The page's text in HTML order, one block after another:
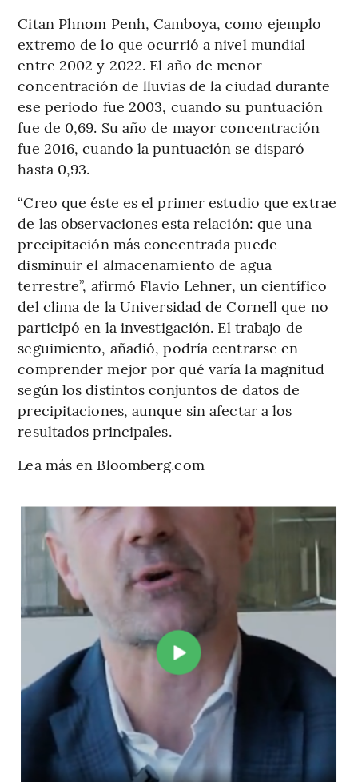
Citan Phnom Penh, Camboya, como ejemplo
extremo de lo que ocurrió a nivel mundial
entre 2002 y 2022. El año de menor
concentración de lluvias de la ciudad durante
ese periodo fue 2003, cuando su puntuación
fue de 0,69. Su año de mayor concentración
fue 2016, cuando la puntuación se disparó
hasta 0,93.
“Creo que éste es el primer estudio que extrae
de las observaciones esta relación: que una
precipitación más concentrada puede
disminuir el almacenamiento de agua
terrestre”, afirmó Flavio Lehner, un científico
del clima de la Universidad de Cornell que no
participó en la investigación. El trabajo de
seguimiento, añadió, podría centrarse en
comprender mejor por qué varía la magnitud
según los distintos conjuntos de datos de
precipitaciones, aunque sin afectar a los
resultados principales.
Lea más en Bloomberg.com